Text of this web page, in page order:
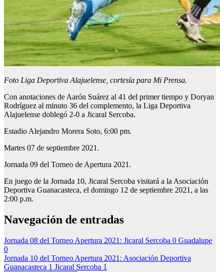
Foto Liga Deportiva Alajuelense, cortesía para Mi Prensa.
Con anotaciones de Aarón Suárez al 41 del primer tiempo y Doryan
Rodríguez al minuto 36 del complemento, la Liga Deportiva
Alajuelense doblegó 2-0 a Jicaral Sercoba.
Estadio Alejandro Morera Soto, 6:00 pm.
Martes 07 de septiembre 2021.
Jornada 09 del Torneo de Apertura 2021.
En juego de la Jornada 10, Jicaral Sercoba visitará a la Asociación
Deportiva Guanacasteca, el domingo 12 de septiembre 2021, a las
2:00 p.m.
Navegación de entradas
Jornada 08 del Torneo Apertura 2021: Jicaral Sercoba 0 Guadalupe
0
Jornada 10 del Torneo Apertura 2021: Asociación Deportiva
Guanacasteca 1 Jicaral Sercoba 1